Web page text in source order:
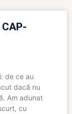
CAP-
de ce au
dacă nu
Am adunat
cu